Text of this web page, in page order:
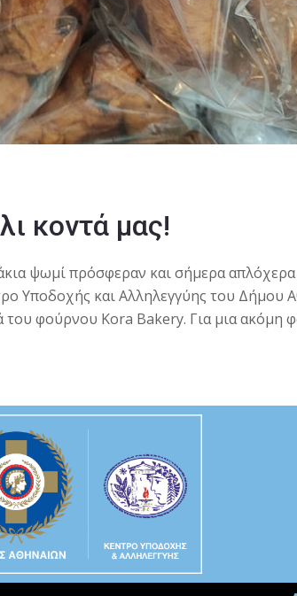
κοντά μας!
ψωμί πρόσφεραν και σήμερα
Υποδοχής και Αλληλεγγύης του Δήμου
φούρνου Kora Bakery. Για μια ακόμη